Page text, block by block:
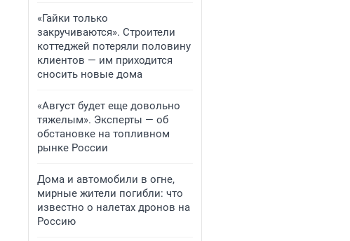
«Гайки только
закручиваются». Строители
коттеджей потеряли половину
клиентов — им приходится
сносить новые дома
«Август будет еще довольно
тяжелым». Эксперты — об
обстановке на топливном
рынке России
Дома и автомобили в огне,
мирные жители погибли: что
известно о налетах дронов на
Россию